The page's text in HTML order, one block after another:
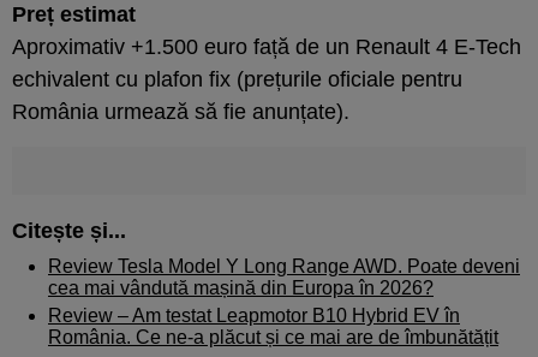
Preț estimat
Aproximativ +1.500 euro față de un Renault 4 E-Tech
echivalent cu plafon fix (prețurile oficiale pentru
România urmează să fie anunțate).
Citește și...
Review Tesla Model Y Long Range AWD. Poate deveni
cea mai vândută mașină din Europa în 2026?
Review – Am testat Leapmotor B10 Hybrid EV în
România. Ce ne-a plăcut și ce mai are de îmbunătățit